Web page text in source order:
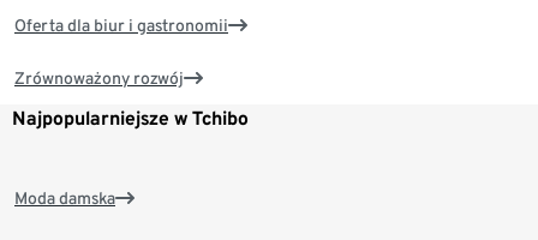
Oferta dla biur i gastronomii
Zrównoważony rozwój
Najpopularniejsze w Tchibo
Moda damska